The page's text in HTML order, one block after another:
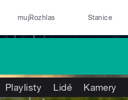
mujRozhlas Stanice
Playlisty Lidé Kamery